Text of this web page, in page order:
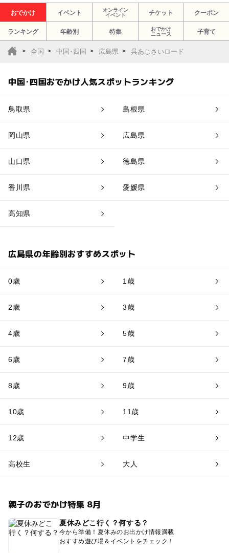
おでかけ イベント
オンライン
イベント
チケット クーポン
ランキング 年齢別 特集
おでかけ
ニュース
子育て
全国 中国･四国 広島県 呉あじさいロード
中国･四国おでかけ人気スポットランキング
鳥取県 島根県
岡山県 広島県
山口県 徳島県
香川県 愛媛県
高知県
広島県の年齢別おすすめスポット
0歳 1歳
2歳 3歳
4歳 5歳
6歳 7歳
8歳 9歳
10歳 11歳
12歳 中学生
高校生 大人
親子のおでかけ特集 8月
夏休みどこ行く？何する？
今から準備！夏休みのお出かけ情報満載
おすすめ遊び場＆イベントをチェック！